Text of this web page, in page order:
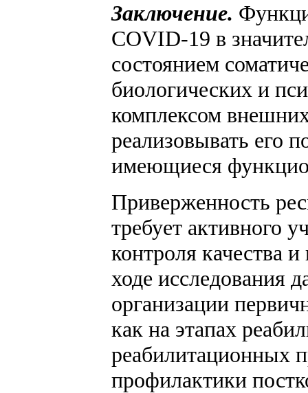
Заключение.
COVID-19 в
состоянием
биологических и
комплексом
реализовывать его
имеющиеся
Приверженность
требует активного
контроля качества
ходе исследования
организации
как на этапах
реабилитационных
профилактики